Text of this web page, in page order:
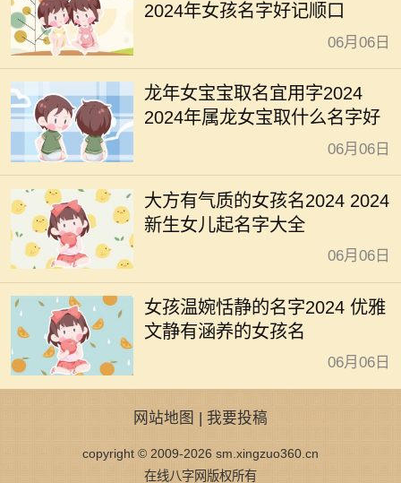
2024年女孩名字好记顺口
06月06日
龙年女宝宝取名宜用字2024
2024年属龙女宝取什么名字好
06月06日
大方有气质的女孩名2024 2024
新生女儿起名字大全
06月06日
女孩温婉恬静的名字2024 优雅
文静有涵养的女孩名
06月06日
网站地图 | 我要投稿
copyright © 2009-2026 sm.xingzuo360.cn
在线八字网版权所有